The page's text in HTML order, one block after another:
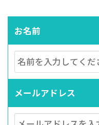
お名前
メールアドレス